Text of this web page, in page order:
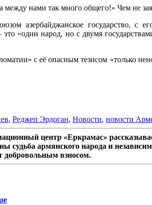
нами так много общего!» Чем не
азербайджанское государство, с
«один народ, но с двумя
с её опасным тезисом «только
, Реджеп Эрдоган, Новости, новости
центр «Еркрамас»
судьба армянского народа и
добровольным взносом.